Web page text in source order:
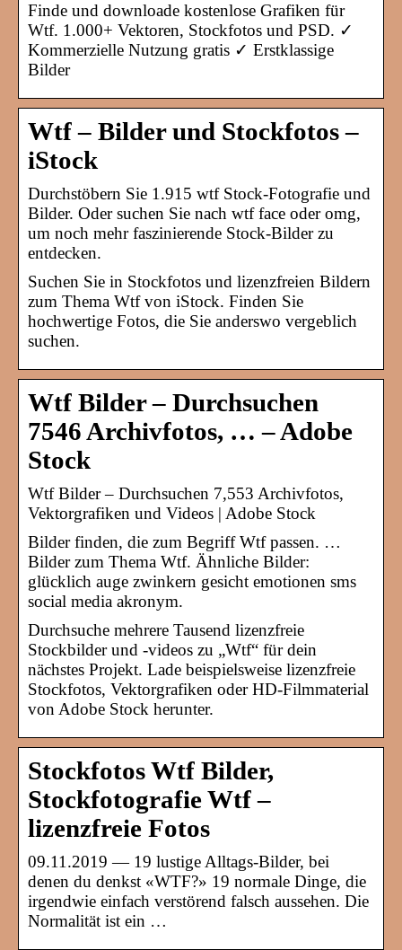
Finde und downloade kostenlose Grafiken für
Wtf. 1.000+ Vektoren, Stockfotos und PSD. ✓
Kommerzielle Nutzung gratis ✓ Erstklassige
Bilder
Wtf – Bilder und Stockfotos –
iStock
Durchstöbern Sie 1.915 wtf Stock-Fotografie und
Bilder. Oder suchen Sie nach wtf face oder omg,
um noch mehr faszinierende Stock-Bilder zu
entdecken.
Suchen Sie in Stockfotos und lizenzfreien Bildern
zum Thema Wtf von iStock. Finden Sie
hochwertige Fotos, die Sie anderswo vergeblich
suchen.
Wtf Bilder – Durchsuchen
7546 Archivfotos, … – Adobe
Stock
Wtf Bilder – Durchsuchen 7,553 Archivfotos,
Vektorgrafiken und Videos | Adobe Stock
Bilder finden, die zum Begriff Wtf passen. …
Bilder zum Thema Wtf. Ähnliche Bilder:
glücklich auge zwinkern gesicht emotionen sms
social media akronym.
Durchsuche mehrere Tausend lizenzfreie
Stockbilder und -videos zu „Wtf“ für dein
nächstes Projekt. Lade beispielsweise lizenzfreie
Stockfotos, Vektorgrafiken oder HD-Filmmaterial
von Adobe Stock herunter.
Stockfotos Wtf Bilder,
Stockfotografie Wtf –
lizenzfreie Fotos
09.11.2019 — 19 lustige Alltags-Bilder, bei
denen du denkst «WTF?» 19 normale Dinge, die
irgendwie einfach verstörend falsch aussehen. Die
Normalität ist ein …